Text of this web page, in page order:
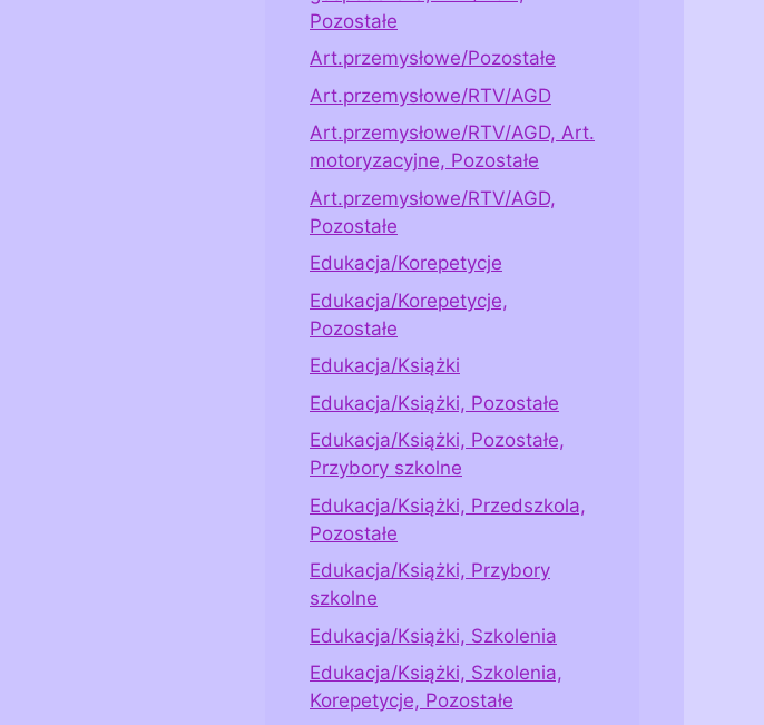
Pozostałe
Art.przemysłowe/Pozostałe
Art.przemysłowe/RTV/AGD
Art.przemysłowe/RTV/AGD, Art.
motoryzacyjne, Pozostałe
Art.przemysłowe/RTV/AGD,
Pozostałe
Edukacja/Korepetycje
Edukacja/Korepetycje,
Pozostałe
Edukacja/Książki
Edukacja/Książki, Pozostałe
Edukacja/Książki, Pozostałe,
Przybory szkolne
Edukacja/Książki, Przedszkola,
Pozostałe
Edukacja/Książki, Przybory
szkolne
Edukacja/Książki, Szkolenia
Edukacja/Książki, Szkolenia,
Korepetycje, Pozostałe